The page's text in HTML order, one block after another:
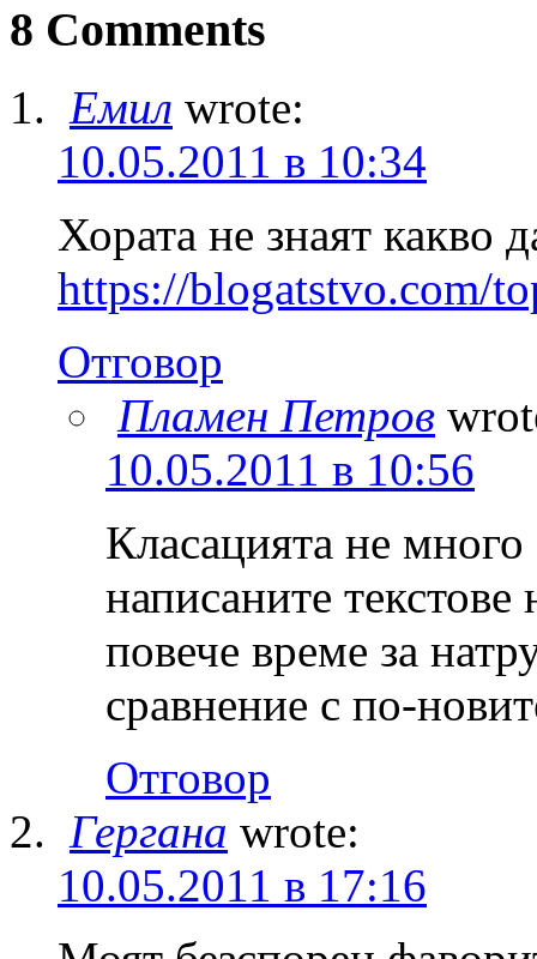
8 Comments
Емил wrote:
10.05.2011 в 10:34
Хората не знаят какво
https://blogatstvo.com/
Отговор
Пламен Петров
10.05.2011 в 10:56
Класацията не много
написаните
повече време за
сравнение с по-
Отговор
Гергана wrote:
10.05.2011 в 17:16